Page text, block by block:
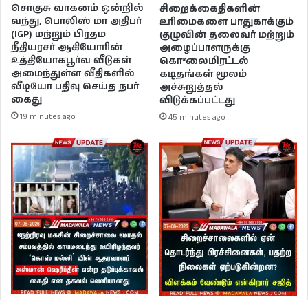
சொகுசு வாகனம் ஒன்றில்
வந்து, பொலிஸ் மா அதிபர்
(IGP) மற்றும் பிரதம
நீதியரசர் ஆகியோரின்
உத்தியோகபூர்வ வீடுகள்
அமைந்துள்ள வீதிகளில்
வீடியோ பதிவு செய்த நபர்
கைது
19 minutes ago
சிறைக்கைதிகளின்
உரிமைகளை பாதுகாக்கும்
குழுவின் தலைவர் மற்றும்
அழைப்பாளருக்கு
கொ*லைமிரட்டல்
கடிதங்கள் மூலம்
அச்சுறுத்தல்
விடுக்கப்பட்டது
45 minutes ago